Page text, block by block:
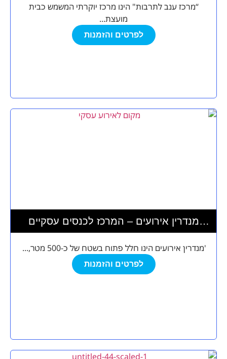
“מרכז ענב לתרבות" הינו מרכז יוקרתי המשמש כבית
מועצת...
לפרטים והזמנות
מנדרין אירועים – המרכז לכנסים עסקיים
ואירועי בוטיק
'מנדרין אירועים הינו חלל פתוח בשטח של כ-500 מטר,...
לפרטים והזמנות